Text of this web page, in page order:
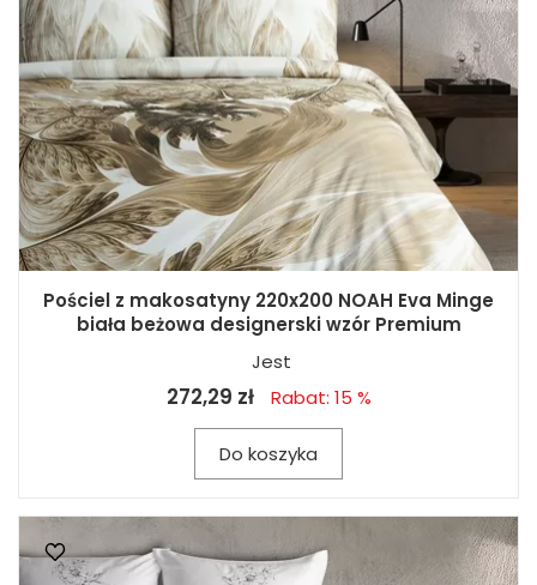
Pościel z makosatyny 220x200 NOAH Eva Minge
biała beżowa designerski wzór Premium
Jest
272,29 zł Rabat: 15 %
Do koszyka